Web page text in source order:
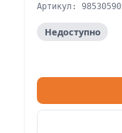
Артикул: 98530590
Недоступно